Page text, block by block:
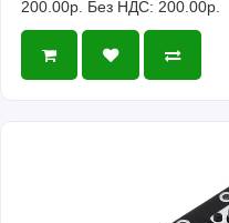
200.00р. Без НДС: 200.00р.